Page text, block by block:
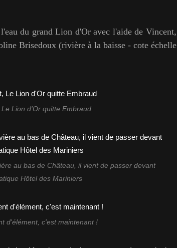
du grand Lion d'Or avec l'aide de Vincent,
Brisedoux (rivière à la baisse - cote échelle
Lion d'Or quitte Embraud
au bas de Château, il vient de passer devant
Hôtel des Mariniers
d'élément, c'est maintenant !